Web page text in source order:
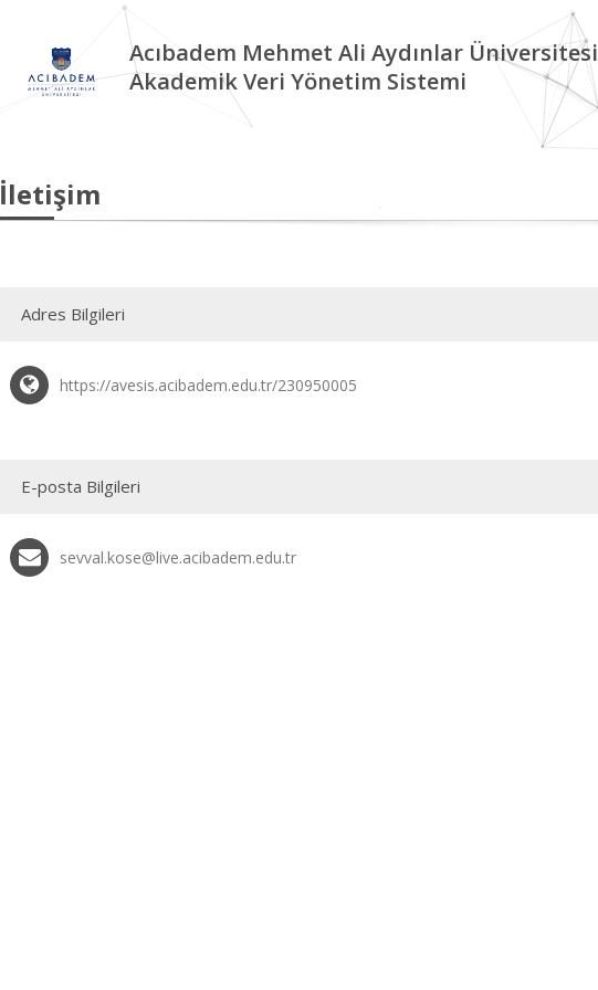
Acıbadem Mehmet Ali Aydınlar Üniversitesi
Akademik Veri Yönetim Sistemi
İletişim
Adres Bilgileri
https://avesis.acibadem.edu.tr/230950005
E-posta Bilgileri
sevval.kose@live.acibadem.edu.tr